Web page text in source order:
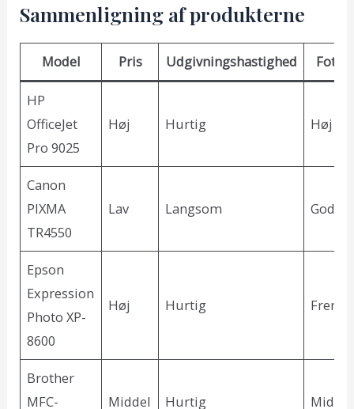
Sammenligning af produkterne
Model Pris Udgivningshastighed
HP
OfficeJet
Pro 9025
Høj Hurtig Høj
Canon
PIXMA
TR4550
Lav Langsom God
Epson
Expression
Photo XP-
8600
Høj Hurtig
Brother
MFC-
Middel Hurtig